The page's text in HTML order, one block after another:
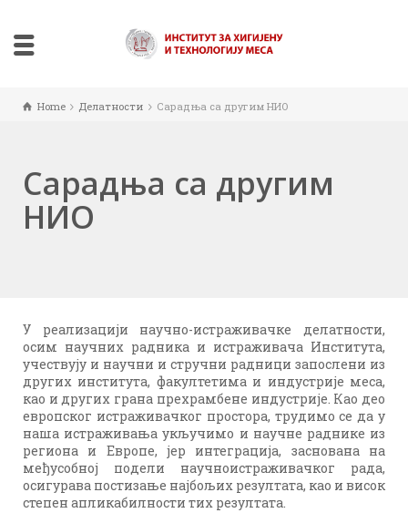
Home Делатности Сарадња са другим НИО
Сарадња са другим
НИО
У реализацији научно-истраживачке делатности,
осим научних радника и истраживача Института,
учествују и научни и стручни радници запослени из
других института, факултетима и индустрије меса,
као и других грана прехрамбене индустрије. Као део
европског истраживачког простора, трудимо се да у
наша истраживања укључимо и научне раднике из
региона и Европе, јер интеграција, заснована на
међусобној подели научноистраживачког рада,
осигурава постизање најбољих резултата, као и висок
степен апликабилности тих резултата.